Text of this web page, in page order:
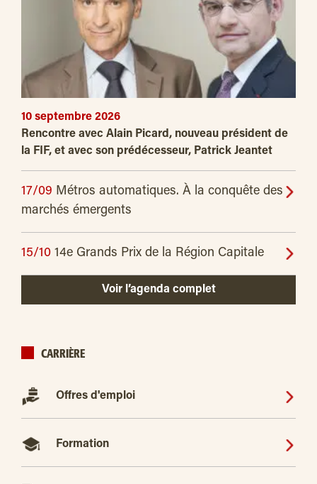
10 septembre 2026
Rencontre avec Alain Picard, nouveau président de
la FIF, et avec son prédécesseur, Patrick Jeantet
17/09 Métros automatiques. À la conquête des
marchés émergents
15/10 14e Grands Prix de la Région Capitale
Voir l’agenda complet
CARRIÈRE
Offres d'emploi
Formation